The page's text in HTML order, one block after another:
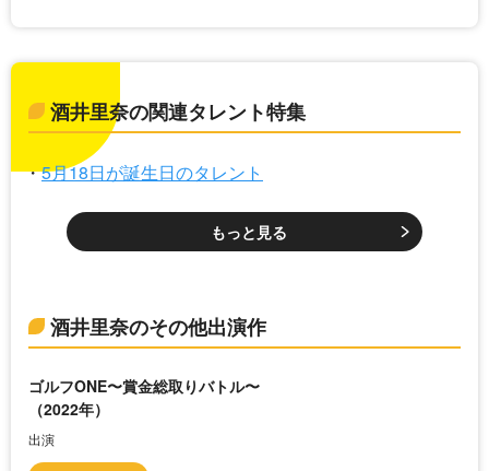
酒井里奈の関連タレント特集
5月18日が誕生日のタレント
もっと見る
酒井里奈のその他出演作
ゴルフONE〜賞金総取りバトル〜
（2022年）
出演